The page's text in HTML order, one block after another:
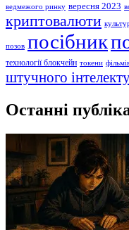
ведмежого ринку вересня 2023
криптовалюти
позов посібник
технології блокчейн токени
штучного
Останні